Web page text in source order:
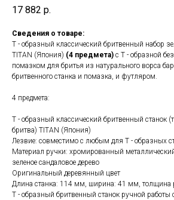
17 882 р.
Сведения о товаре:
T - образный классический бритвенный набор
TITAN (Япония) (4 предмета) с Т - образной
помазком для бритья из натурального ворса
бритвенного станка и помазка, и футляром.
4 предмета:
Т - образный классический бритвенный станок
бритва) TITAN (Япония)
Лезвие: совместимо с любым для T - образных
Материал ручки: хромированный
зеленое сандаловое дерево
Оригинальный деревянный цвет
Длина станка: 114 мм, ширина: 41 мм, толщина
T - образный бритвенный станок ручной